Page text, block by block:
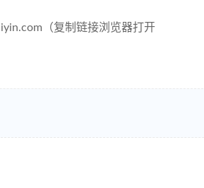
（复制链接浏览器打开